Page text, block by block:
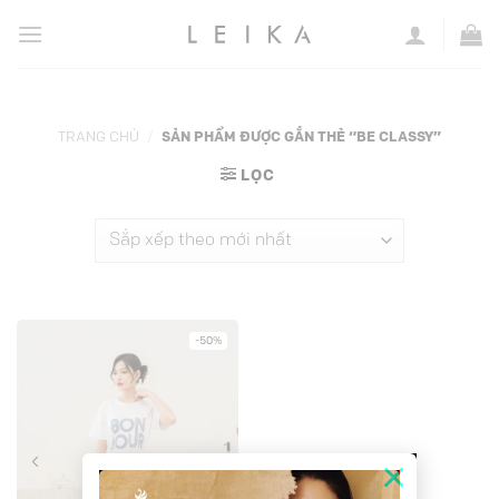
×
đến
TRANG CHỦ SẢN PHẨM ĐƯỢC GẮN THẺ “BE CLASSY”
LỌC
-50%